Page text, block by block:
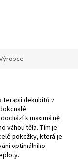
Výrobce
terapii dekubitů v
k maximálně
váhou těla. Tím je
pokožky, která je
optimálního